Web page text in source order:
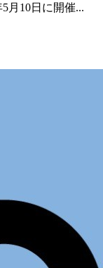
月10日に開催...